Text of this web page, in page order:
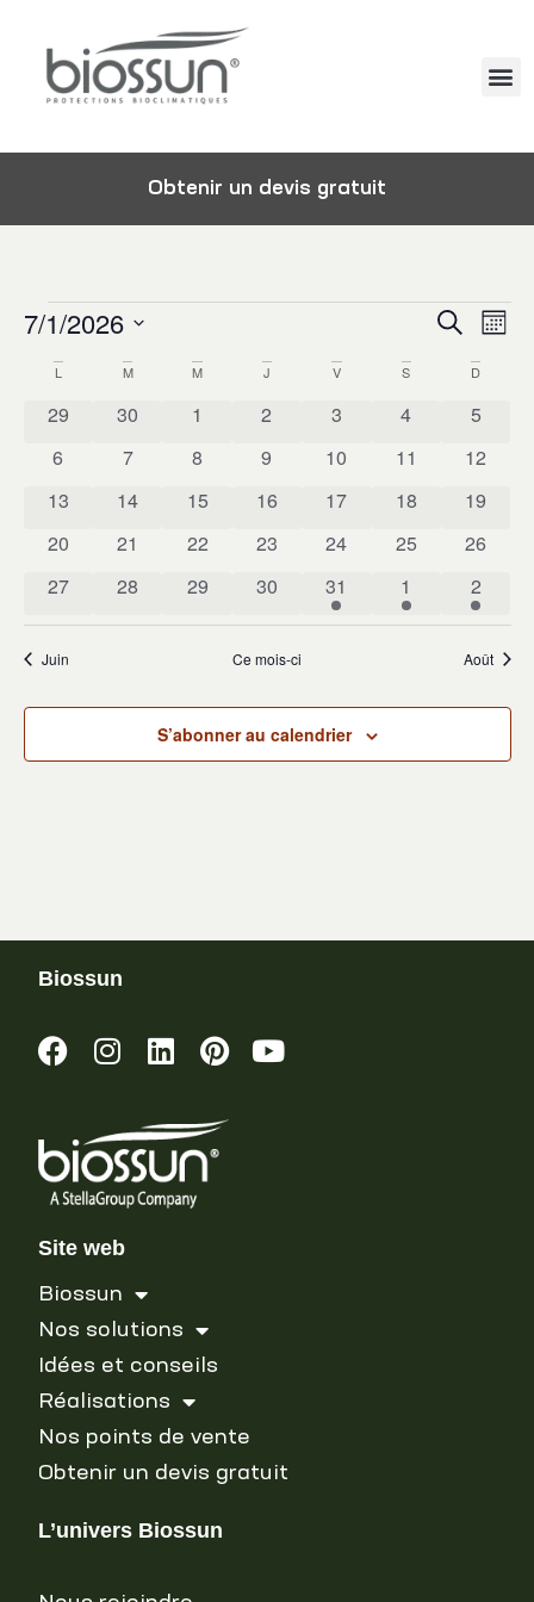
Obtenir un devis gratuit
de
vues
Mois
7/1/2026
uneCalendrier
de
Évènements
L M M J V S D
0 évènements
29 0 évènements
30 0 évènements
1 0 évènements
2 0 évènements
3 0 évènements
4 0
5
0 évènements
6 0 évènements
7 0 évènements
8 0 évènements
9 0 évènements
10 0 évènements
11 0
12
0 évènements
13 0 évènements
14 0 évènements
15 0 évènements
16 0 évènements
17 0 évènements
18 0
19
0 évènements
20 0 évènements
21 0 évènements
22 0 évènements
23 0 évènements
24 0 évènements
25 0
26
0 évènements
27 0 évènements
28 0 évènements
29 0 évènements
30 1 évènement
31 1 évènement
1 1
2
Juin Ce mois-ci Août
S’abonner au calendrier
Biossun
Site web
Biossun
Nos solutions
Idées et conseils
Réalisations
Nos points de vente
Obtenir un devis gratuit
L’univers Biossun